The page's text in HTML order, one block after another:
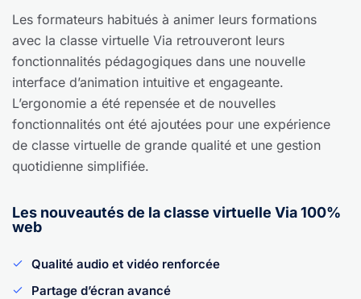
Les formateurs habitués à animer leurs formations
avec la classe virtuelle Via retrouveront leurs
fonctionnalités pédagogiques dans une nouvelle
interface d’animation intuitive et engageante.
L’ergonomie a été repensée et de nouvelles
fonctionnalités ont été ajoutées pour une expérience
de classe virtuelle de grande qualité et une gestion
quotidienne simplifiée.
Les nouveautés de la classe virtuelle Via 100%
web
Qualité audio et vidéo renforcée
Partage d’écran avancé